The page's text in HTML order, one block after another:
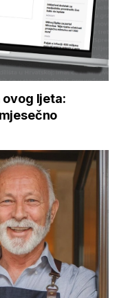
ljeta: